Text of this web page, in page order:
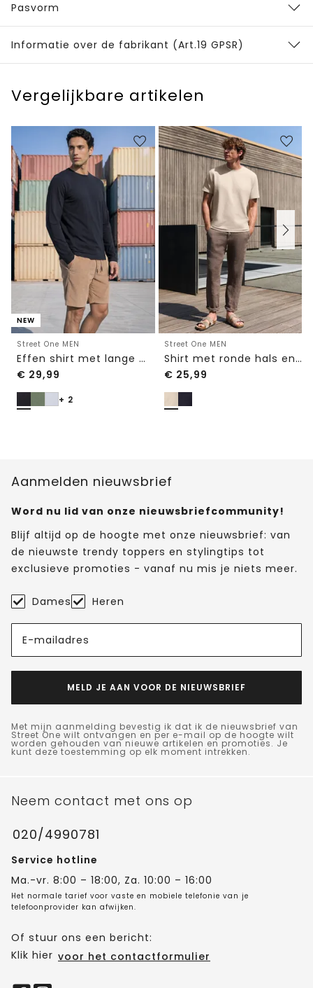
Pasvorm
Informatie over de fabrikant (Art.19 GPSR)
Vergelijkbare artikelen
NEW
Street One MEN
Effen shirt met lange mouwen en ronde hals
€ 29,99
+ 2
Street One MEN
Shirt met ronde hals en gebreide textuur
€ 25,99
Aanmelden nieuwsbrief
Word nu lid van onze nieuwsbriefcommunity!
Blijf altijd op de hoogte met onze nieuwsbrief: van
de nieuwste trendy toppers en stylingtips tot
exclusieve promoties - vanaf nu mis je niets meer.
Dames Heren
E-mailadres
MELD JE AAN VOOR DE NIEUWSBRIEF
Met mijn aanmelding bevestig ik dat ik de nieuwsbrief van
Street One wilt ontvangen en per e-mail op de hoogte wilt
worden gehouden van nieuwe artikelen en promoties. Je
kunt deze toestemming op elk moment intrekken.
Neem contact met ons op
020/4990781
Service hotline
Ma.-vr. 8:00 – 18:00, Za. 10:00 – 16:00
Het normale tarief voor vaste en mobiele telefonie van je
telefoonprovider kan afwijken.
Of stuur ons een bericht:
Klik hier voor het contactformulier